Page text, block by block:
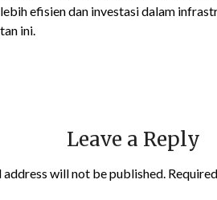
efisien dan investasi dalam
ini.
Leave a Reply
address will not be published.